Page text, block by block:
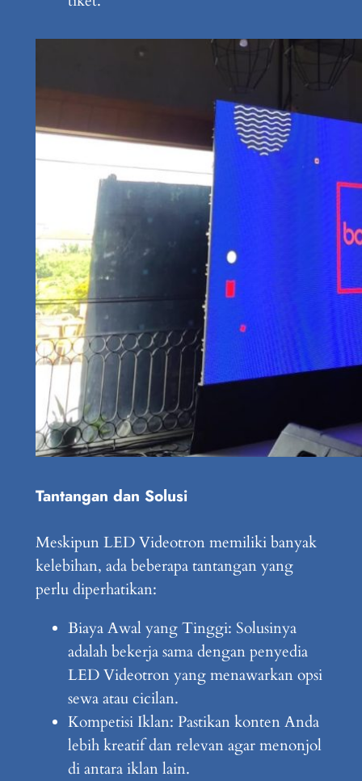
Tantangan dan Solusi
Meskipun LED Videotron memiliki banyak
kelebihan, ada beberapa tantangan yang
perlu diperhatikan:
Biaya Awal yang Tinggi: Solusinya
adalah bekerja sama dengan penyedia
LED Videotron yang menawarkan opsi
sewa atau cicilan.
Kompetisi Iklan: Pastikan konten Anda
lebih kreatif dan relevan agar menonjol
di antara iklan lain.